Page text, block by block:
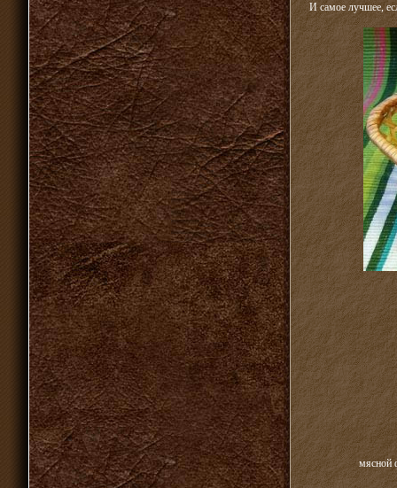
И самое лучшее,
мясной